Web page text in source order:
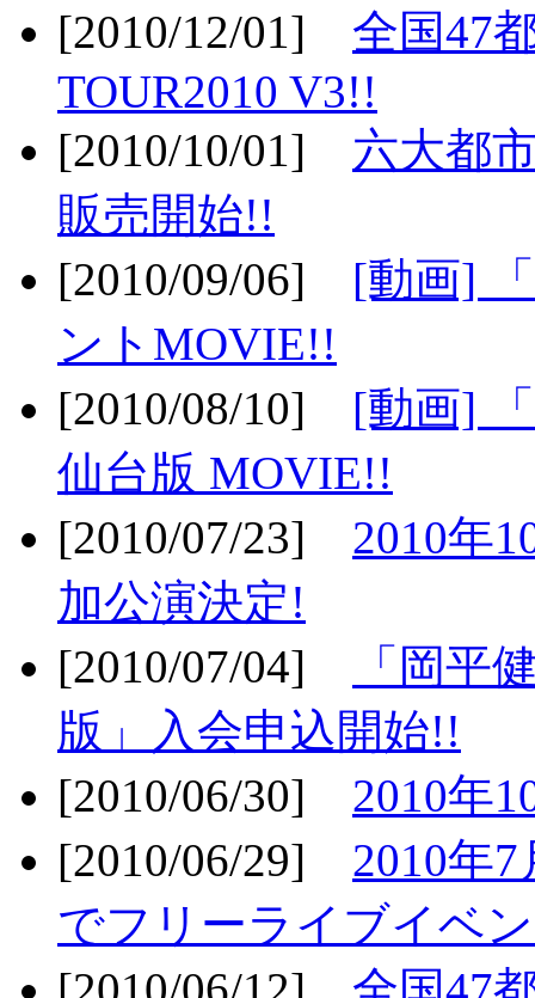
[2010/12/01] 全国47
TOUR2010 V3!!
[2010/10/01] 六大都
販売開始!!
[2010/09/06] [動画]
ントMOVIE!!
[2010/08/10] [動画]
仙台版 MOVIE!!
[2010/07/23] 2010年
加公演決定!
[2010/07/04]
「岡平
版」入会申込開始!!
[2010/06/30] 2010年
[2010/06/29] 2010年
でフリーライブイベ